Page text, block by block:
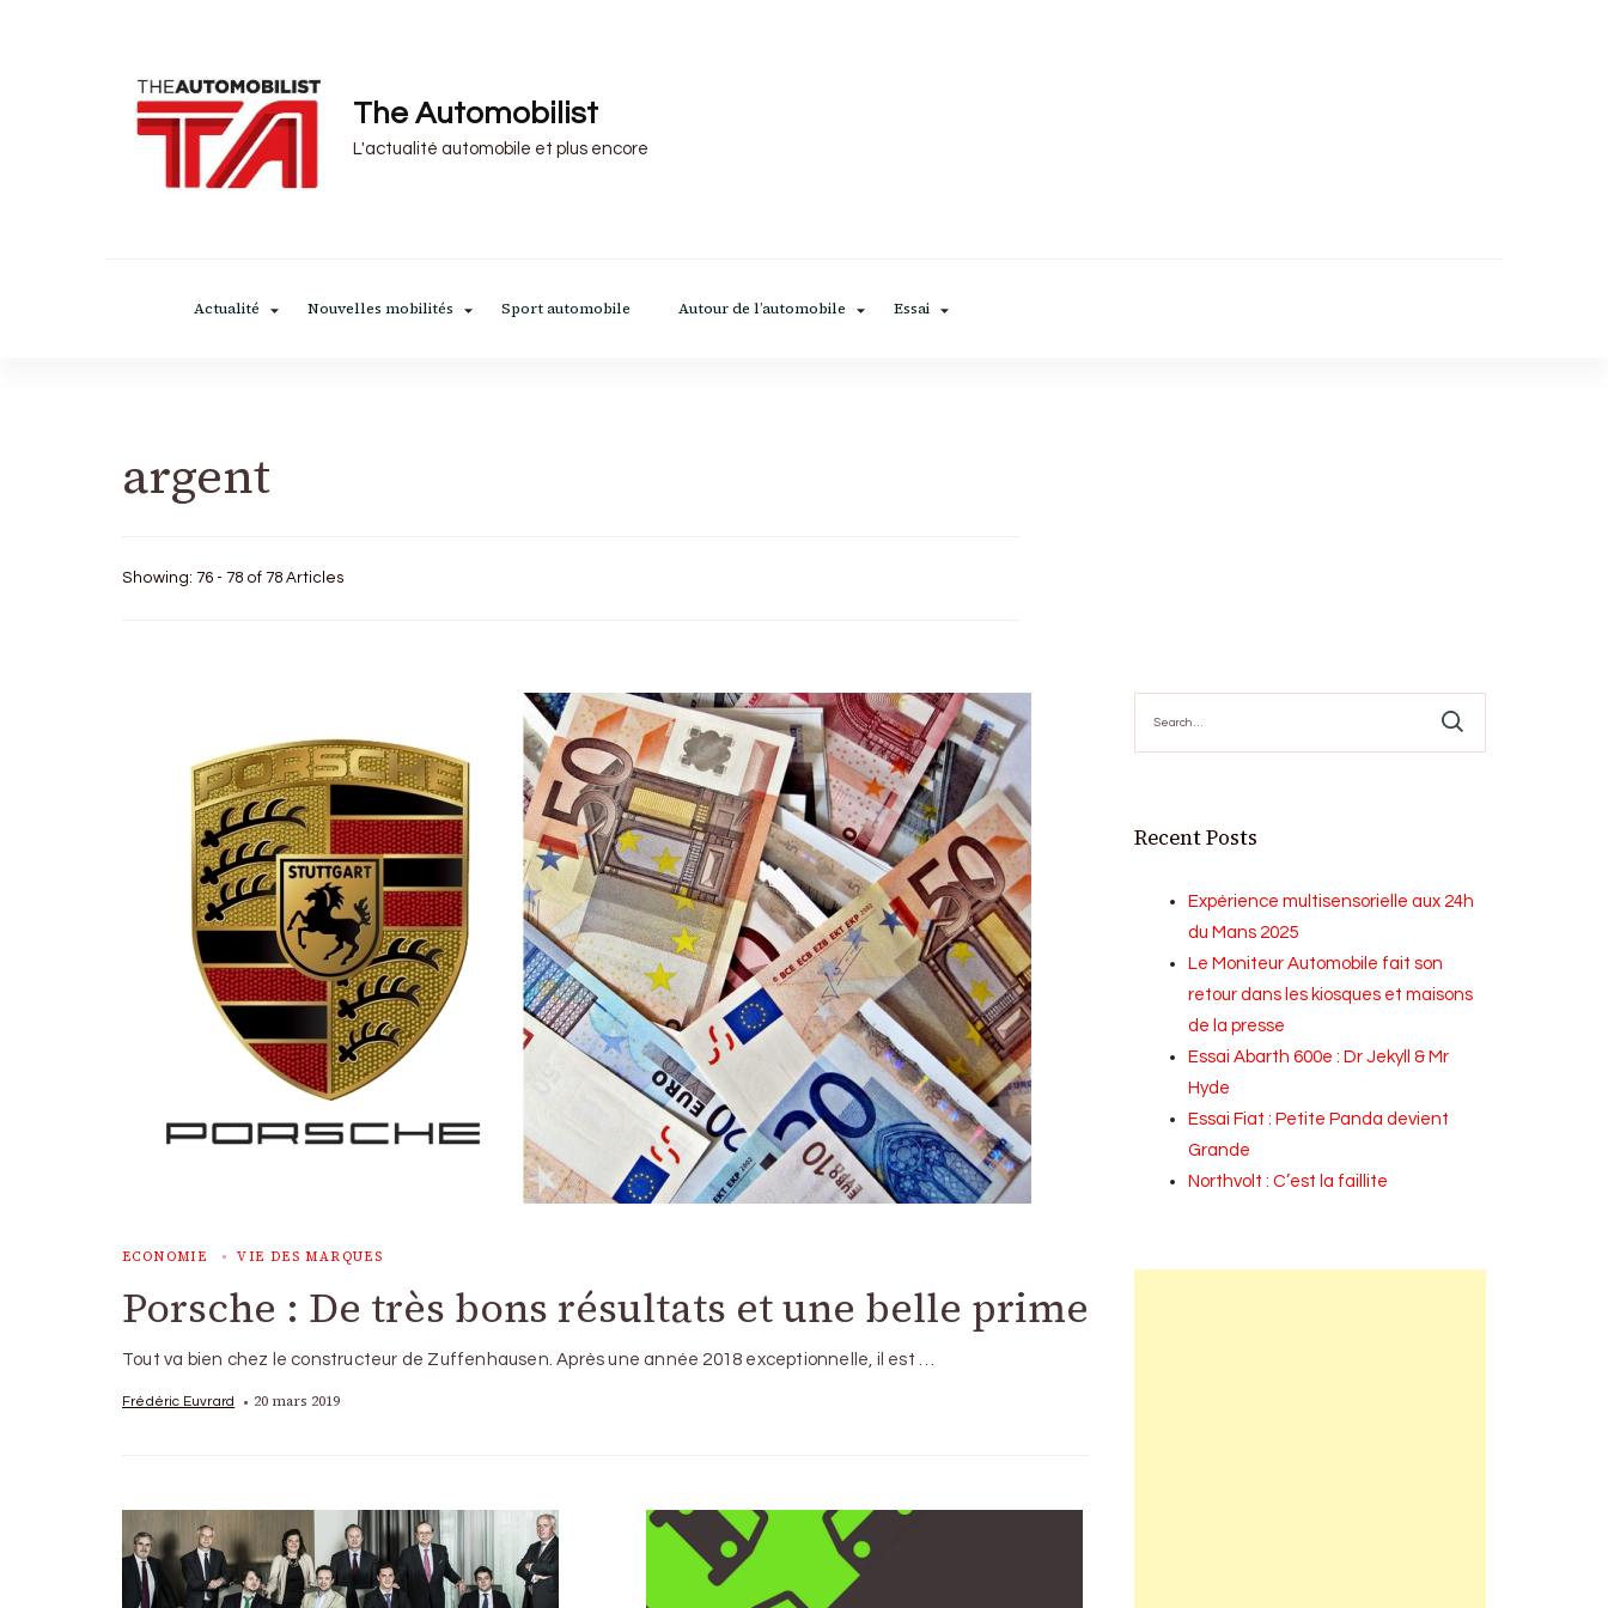
The Automobilist
L'actualité automobile et plus encore
Actualité Nouvelles mobilités Sport automobile Autour de l’automobile Essai
argent
Showing: 76 - 78 of 78 Articles
ECONOMIE VIE DES MARQUES
Porsche : De très bons résultats et une belle prime
Tout va bien chez le constructeur de Zuffenhausen. Après une année 2018 exceptionnelle, il est …
Frédéric Euvrard 20 mars 2019
for:
Recent Posts
Expérience multisensorielle aux 24h
du Mans 2025
Le Moniteur Automobile fait son
retour dans les kiosques et maisons
de la presse
Essai Abarth 600e : Dr Jekyll & Mr
Hyde
Essai Fiat : Petite Panda devient
Grande
Northvolt : C’est la faillite